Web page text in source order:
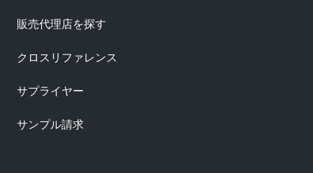
販売代理店を探す
クロスリファレンス
サプライヤー
サンプル請求